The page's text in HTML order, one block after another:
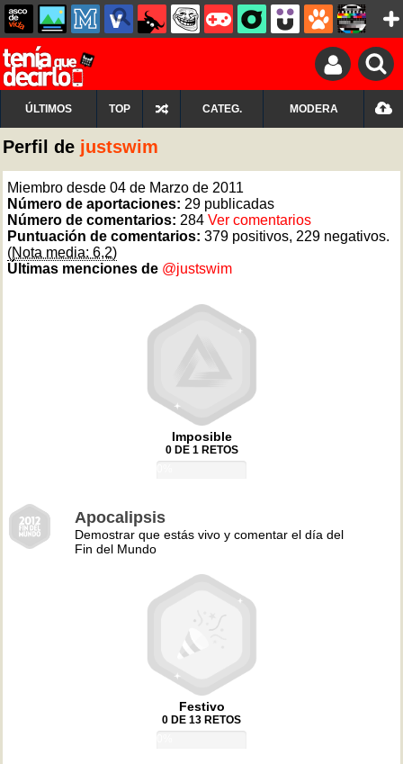
ÚLTIMOS TOP CATEG. MODERA
Perfil de justswim
Miembro desde 04 de Marzo de 2011
Número de aportaciones: 29 publicadas
Número de comentarios: 284 Ver comentarios
Puntuación de comentarios: 379 positivos, 229 negativos.
(Nota media: 6,2)
Últimas menciones de @justswim
Imposible
0 DE 1 RETOS
Apocalipsis
Demostrar que estás vivo y comentar el día del
Fin del Mundo
Festivo
0 DE 13 RETOS